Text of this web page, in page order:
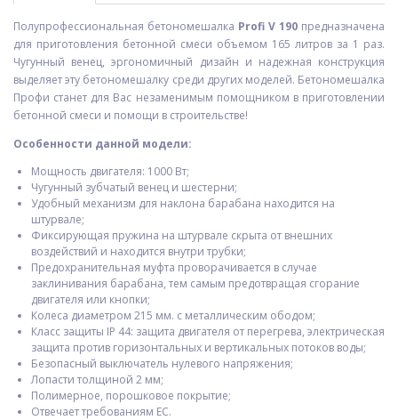
Полупрофессиональная бетономешалка Profi V 190 предназначена
для приготовления бетонной смеси объемом 165 литров за 1 раз.
Чугунный венец, эргономичный дизайн и надежная конструкция
выделяет эту бетономешалку среди других моделей. Бетономешалка
Профи станет для Вас незаменимым помощником в приготовлении
бетонной смеси и помощи в строительстве!
Особенности данной модели:
Мощность двигателя: 1000 Вт;
Чугунный зубчатый венец и шестерни;
Удобный механизм для наклона барабана находится на
штурвале;
Фиксирующая пружина на штурвале скрыта от внешних
воздействий и находится внутри трубки;
Предохранительная муфта проворачивается в случае
заклинивания барабана, тем самым предотвращая сгорание
двигателя или кнопки;
Колеса диаметром 215 мм. с металлическим ободом;
Класс защиты IP 44: защита двигателя от перегрева, электрическая
защита против горизонтальных и вертикальных потоков воды;
Безопасный выключатель нулевого напряжения;
Лопасти толщиной 2 мм;
Полимерное, порошковое покрытие;
Отвечает требованиям ЕС.